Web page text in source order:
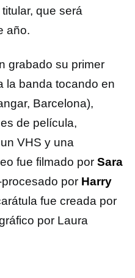
que será
año.
grabado su primer
la banda tocando en
Barcelona),
de película,
VHS y una
fue filmado por Sara
por Harry
fue creada por
por Laura